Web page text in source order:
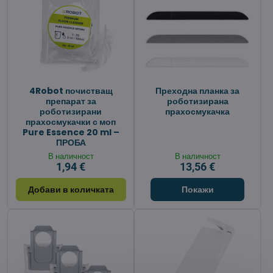
4Robot почистващ
препарат за
роботизирани
прахосмукачки с моп
Pure Essence 20 ml –
ПРОБА
В наличност
1,94 €
Добави в количката
Преходна планка за
роботизирана
прахосмукачка
В наличност
13,56 €
Покажи